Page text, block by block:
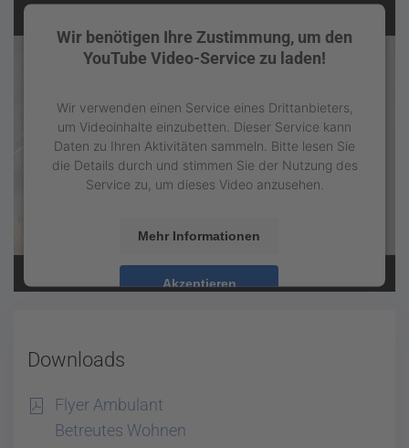
Wir benötigen Ihre Zustimmung, um den
YouTube Video-Service zu laden!
Wir verwenden einen Service eines Drittanbieters,
um Videoinhalte einzubetten. Dieser Service kann
Daten zu Ihren Aktivitäten sammeln. Bitte lesen Sie
die Details durch und stimmen Sie der Nutzung des
Service zu, um dieses Video anzusehen.
Mehr Informationen
Akzeptieren
Downloads
Flyer Ambulant
Betreutes Wohnen